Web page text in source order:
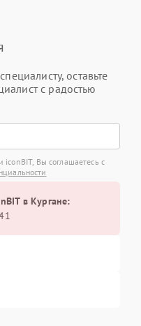
оставьте
с радостью
iconBIT, Вы соглашаетесь с
в Кургане: